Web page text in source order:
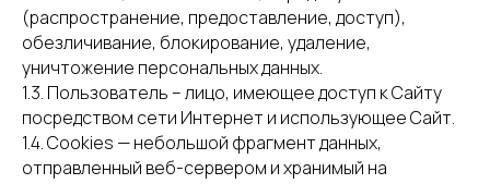
(распространение, предоставление, доступ),
обезличивание, блокирование, удаление,
уничтожение персональных данных.
1.3. Пользователь – лицо, имеющее доступ к Сайту
посредством сети Интернет и использующее Сайт.
1.4. Cookies — небольшой фрагмент данных,
отправленный веб-сервером и хранимый на